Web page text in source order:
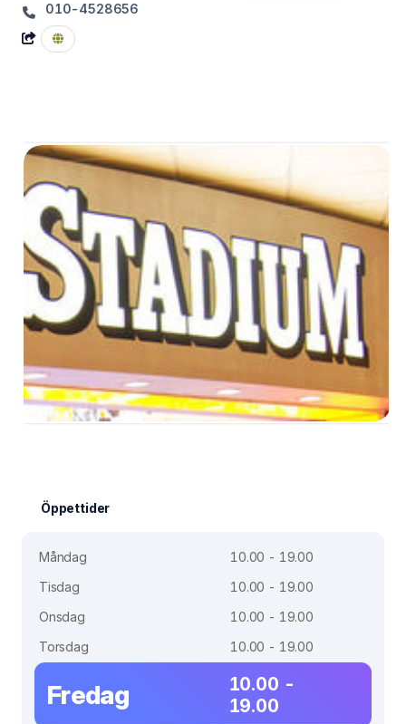
010-4528656
Öppettider
Måndag
10.00 - 19.00
Tisdag
10.00 - 19.00
Onsdag
10.00 - 19.00
Torsdag
10.00 - 19.00
Fredag
10.00 -
19.00